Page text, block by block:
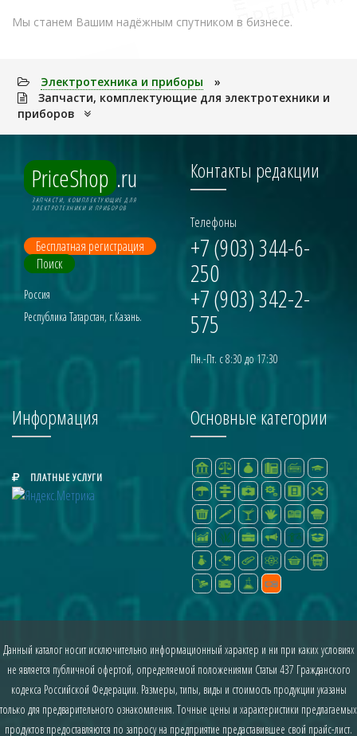
Мы станем Вашим надёжным спутником в бизнесе.
Электpотехника и пpибоpы
»
Запчасти, комплектующие для электротехники и
приборов
PriceShop .ru
ЗАПЧАСТИ, КОМПЛЕКТУЮЩИЕ ДЛЯ
ЭЛЕКТРОТЕХНИКИ И ПРИБОРОВ
Бесплатная регистрация
Поиск
Россия
Республика Татарстан, г.Казань.
Контакты редакции
Телефоны
+7 (903) 344-6-
250
+7 (903) 342-2-
575
Пн.-Пт. с 8:30 до 17:30
Информация
ПЛАТНЫЕ УСЛУГИ
Основные категории
Данный каталог носит исключительно информационный характер и ни при каких условиях
не является публичной офертой, определяемой положениями Статьи 437 Гражданского
кодекса Российской Федерации. Размеры, типы, виды и стоимость продукции указаны
только для предварительного ознакомления. Точные цены и характеристики предлагаемых
продуктов предоставляются по запросу на предприятие предаставившее свой прайс-лист.